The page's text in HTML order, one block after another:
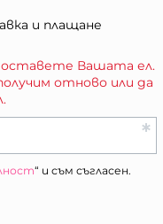
и плащане
оставете Вашата ел.
отново или да
“ и съм съгласен.